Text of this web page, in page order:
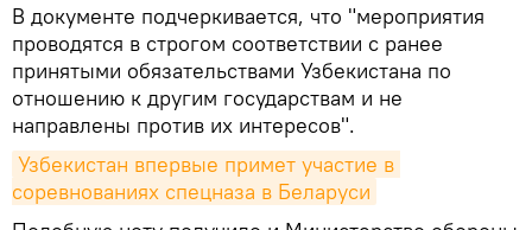
В документе подчеркивается, что "мероприятия
проводятся в строгом соответствии с ранее
принятыми обязательствами Узбекистана по
отношению к другим государствам и не
направлены против их интересов".
Узбекистан впервые примет участие в
соревнованиях спецназа в Беларуси